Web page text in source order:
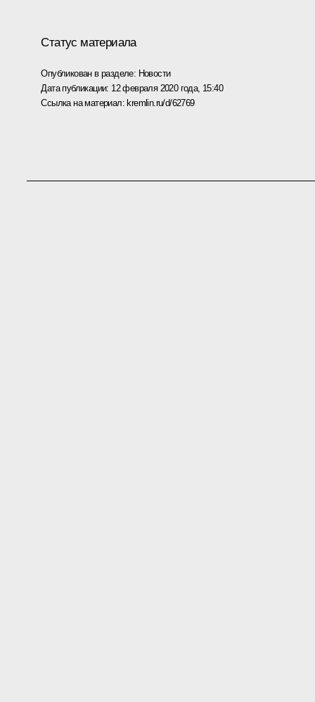
Статус материала
Опубликован в разделе: Новости
Дата публикации: 12 февраля 2020 года, 15:40
Ссылка на материал: kremlin.ru/d/62769